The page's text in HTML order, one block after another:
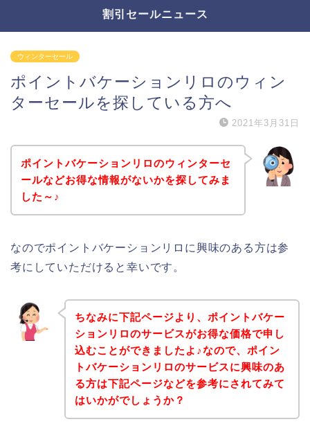
割引セールニュース
ウィンターセール
ポイントバケーションリロのウィン
ターセールを探している方へ
2021年3月31日
ポイントバケーションリロのウィンターセ
ールなどお得な情報がないかを探してみま
した～♪
なのでポイントバケーションリロに興味のある方は参
考にしていただけると幸いです。
ちなみに下記ページより、ポイントバケー
ションリロのサービスがお得な価格で申し
込むことができましたよ♪なので、ポイン
トバケーションリロのサービスに興味のあ
る方は下記ページなどを参考にされてみて
はいかがでしょうか？